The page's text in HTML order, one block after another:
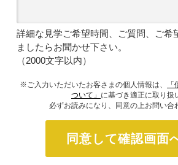
詳細な見学ご希望時間、ご質問、ご希
ましたらお聞かせ下さい。
（2000文字以内）
※ご入力いただいたお客さまの個人情報は、
ついて」 に基づき適正に取り扱
必ずお読みになり、同意の上お問い合
同意して確認画面